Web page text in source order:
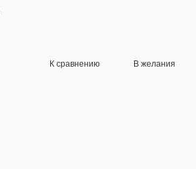
К сравнению В желания